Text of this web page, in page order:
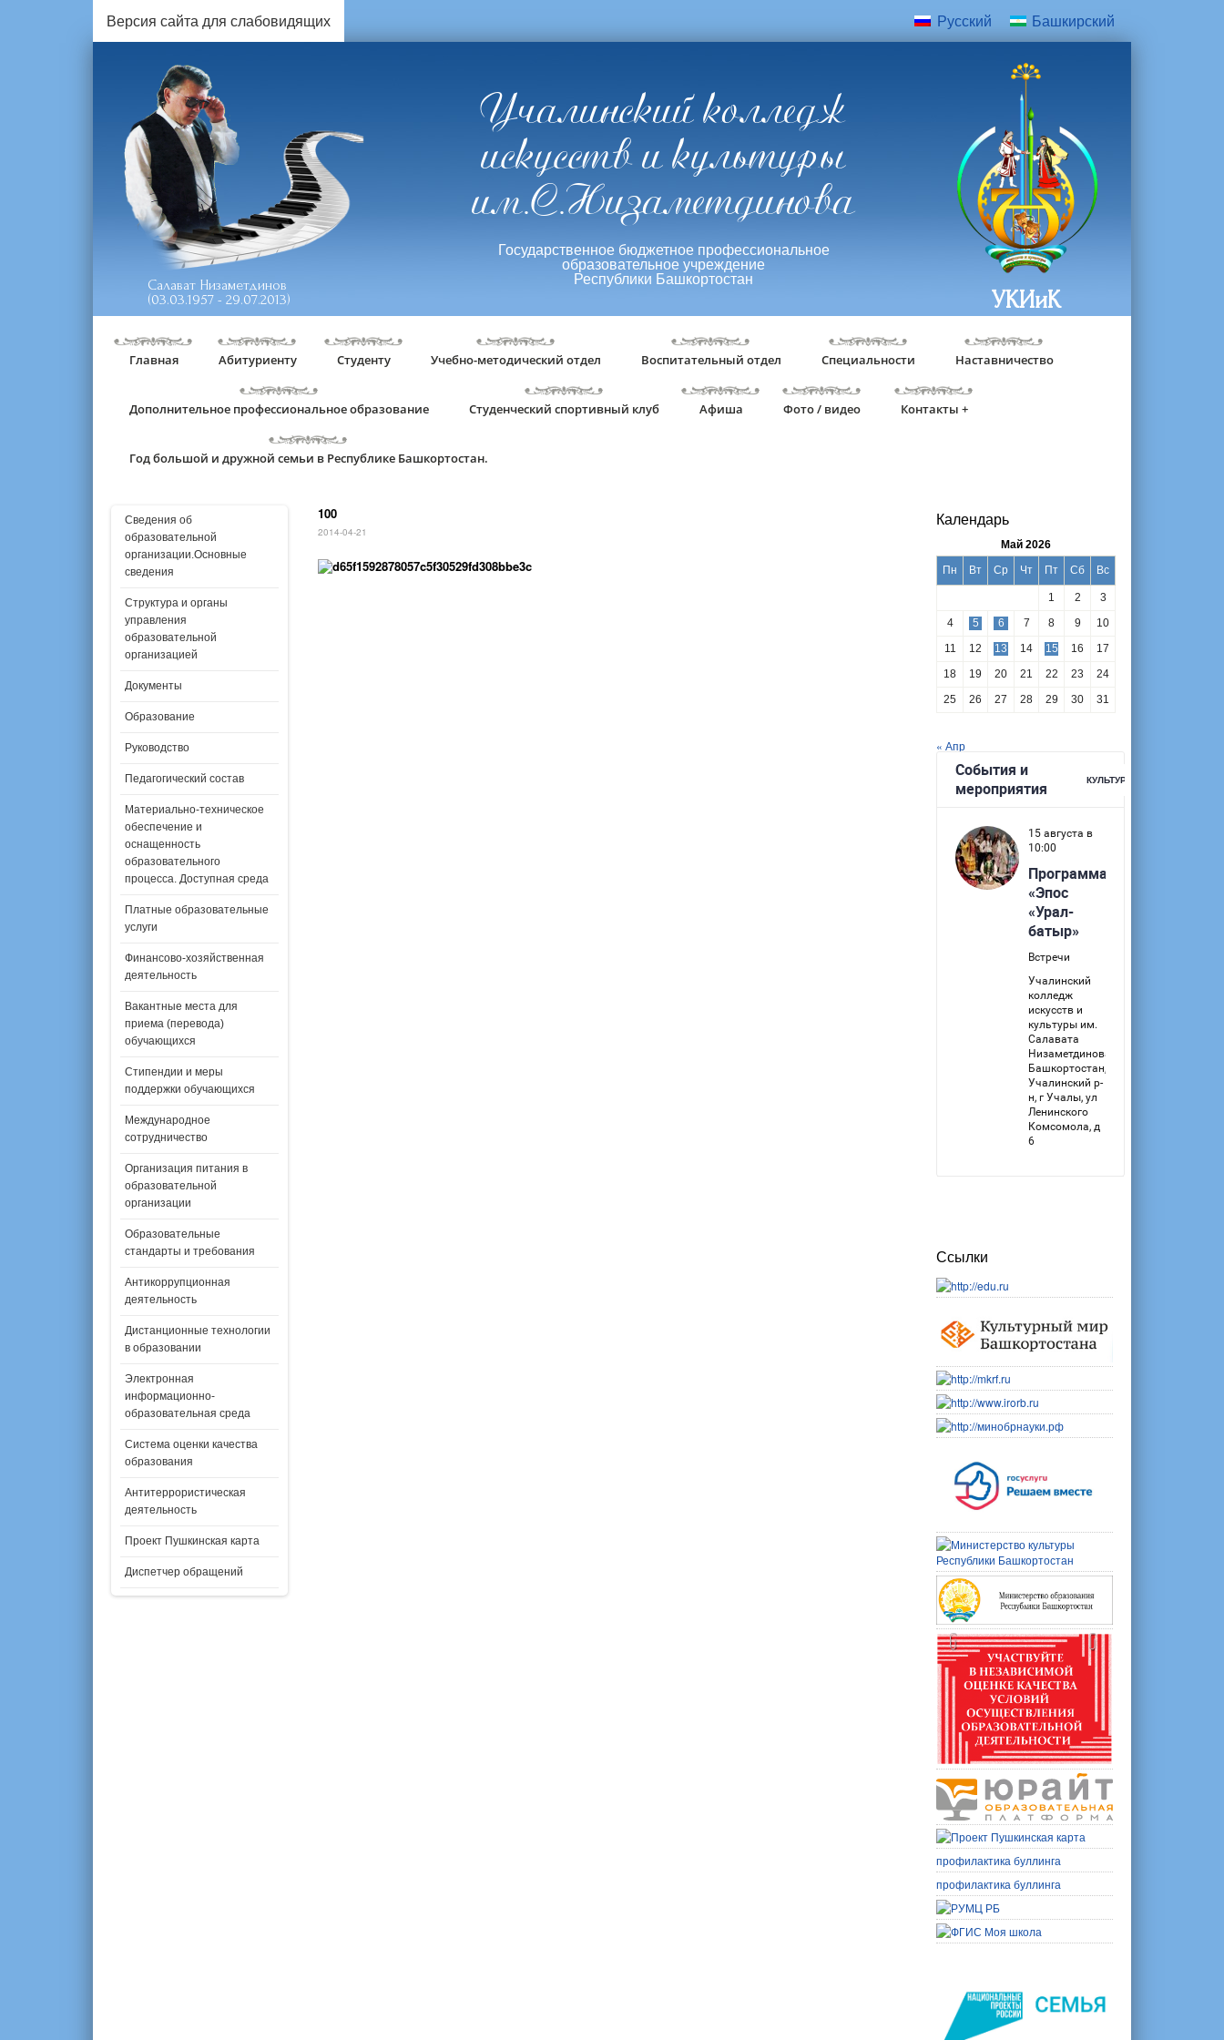
Версия сайта для слабовидящих Русский Башкирский
Салават Низаметдинов
(03.03.1957 - 29.07.2013)
Учалинский колледж
искусств и культуры
им.С.Низаметдинова
Государственное бюджетное профессиональное
образовательное учреждение
Республики Башкортостан
УКИиК
Главная Абитуриенту Студенту Учебно-методический отдел Воспитательный отдел Специальности Наставничество
Дополнительное профессиональное образование Студенческий спортивный клуб Афиша Фото / видео Контакты +
Год большой и дружной семьи в Республике Башкортостан.
Сведения об
образовательной
организации.Основные
сведения
Структура и органы
управления
образовательной
организацией
Документы
Образование
Руководство
Педагогический состав
Материально-техническое
обеспечение и
оснащенность
образовательного
процесса. Доступная среда
Платные образовательные
услуги
Финансово-хозяйственная
деятельность
Вакантные места для
приема (перевода)
обучающихся
Стипендии и меры
поддержки обучающихся
Международное
сотрудничество
Организация питания в
образовательной
организации
Образовательные
стандарты и требования
Антикоррупционная
деятельность
Дистанционные технологии
в образовании
Электронная
информационно-
образовательная среда
Система оценки качества
образования
Антитеррористическая
деятельность
Проект Пушкинская карта
Диспетчер обращений
100
2014-04-21
Календарь
Май 2026
Пн
Вт Ср Чт Пт Сб Вс
1 2
3
4
5 6 7 8 9
10
11
12 13 14 15 16
17
18
19 20 21 22 23
24
25
26 27 28 29 30 31
« Апр
Ссылки
профилактика буллинга
профилактика буллинга